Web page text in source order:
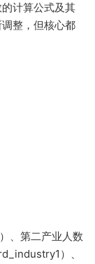
计算公式及其
整，但核心都
、第二产业人数
）、